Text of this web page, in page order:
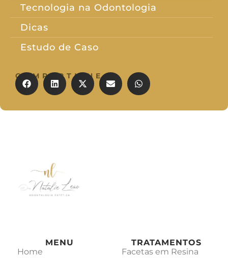
Tecnologia na Odontologia
Dicas
Estudo de Caso
COMPARTILHE
MENU
Home
TRATAMENTOS
Facetas em Resina